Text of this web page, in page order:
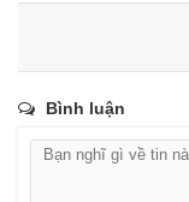
Bình luận